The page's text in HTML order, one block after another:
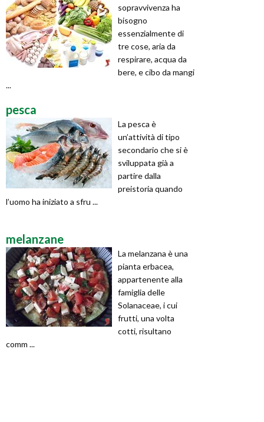
sopravvivenza ha
bisogno
essenzialmente di
tre cose, aria da
respirare, acqua da
bere, e cibo da mangi
...
pesca
La pesca è
un’attività di tipo
secondario che si è
sviluppata già a
partire dalla
preistoria quando
l’uomo ha iniziato a sfru ...
melanzane
La melanzana è una
pianta erbacea,
appartenente alla
famiglia delle
Solanaceae, i cui
frutti, una volta
cotti, risultano
comm ...